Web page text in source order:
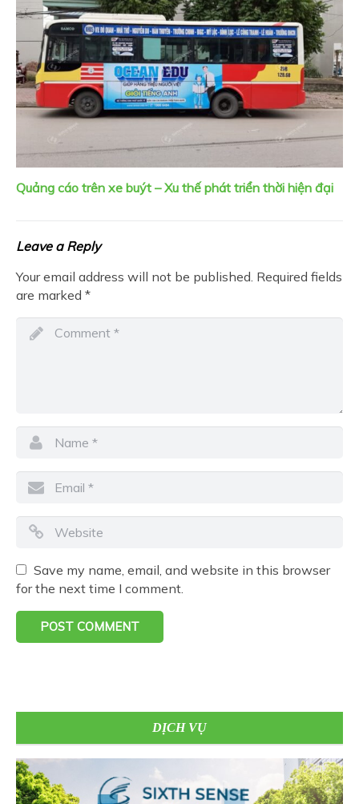
Quảng cáo trên xe buýt – Xu thế phát triển thời hiện đại
Leave a Reply
Your email address will not be published. Required fields
are marked *
Save my name, email, and website in this browser
for the next time I comment.
DỊCH VỤ